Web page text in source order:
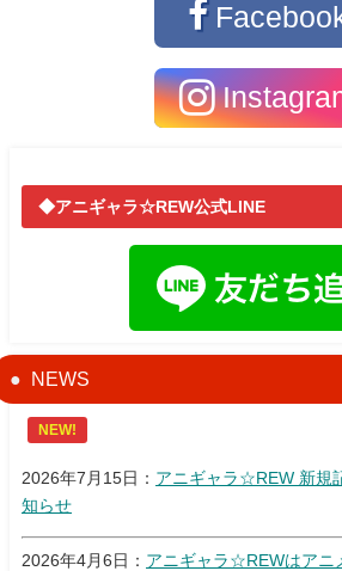
◆アニギャラ☆REW公式LINE
NEWS
NEW!
2026年7月15日： アニギャラ☆REW 新規
知らせ
2026年4月6日： アニギャラ☆REWはアニ